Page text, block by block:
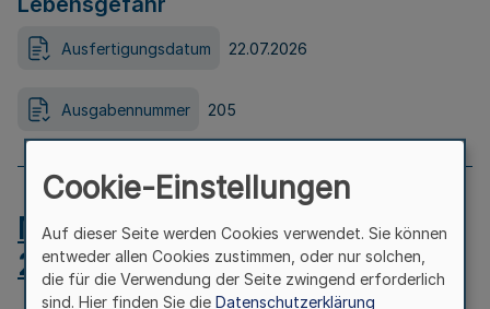
Ausfertigungsdatum 22.07.2026
Ausgabennummer 205
MB.NRW 2026 Nr. 204 vom
24.07.2026
Cookie-Einstellungen
Auf dieser Seite werden Cookies verwendet. Sie können
entweder allen Cookies zustimmen, oder nur solchen,
die für die Verwendung der Seite zwingend erforderlich
sind. Hier finden Sie die Datenschutzerklärung